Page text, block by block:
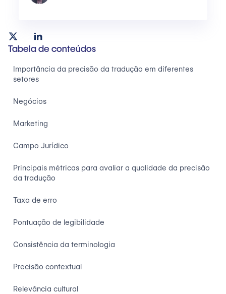
Tabela de conteúdos
Importância da precisão da tradução em diferentes
setores
Negócios
Marketing
Campo Jurídico
Principais métricas para avaliar a qualidade da precisão
da tradução
Taxa de erro
Pontuação de legibilidade
Consistência da terminologia
Precisão contextual
Relevância cultural